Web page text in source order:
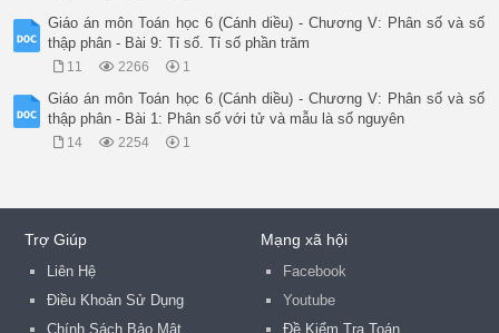
Giáo án môn Toán học 6 (Cánh diều) - Chương V: Phân số và số
thập phân - Bài 9: Tỉ số. Tỉ số phần trăm
11 2266 1
Giáo án môn Toán học 6 (Cánh diều) - Chương V: Phân số và số
thập phân - Bài 1: Phân số với tử và mẫu là số nguyên
14 2254 1
Trợ Giúp
Liên Hệ
Điều Khoản Sử Dụng
Chính Sách Bảo Mật
Mạng xã hội
Facebook
Youtube
Đề Kiểm Tra Toán